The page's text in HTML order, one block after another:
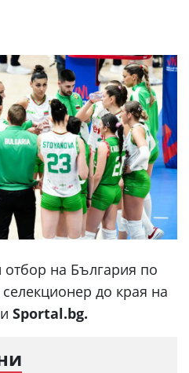
на България по
до края на
Sportal.bg.